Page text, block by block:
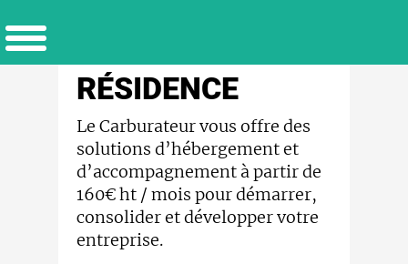
RÉSIDENCE
Le Carburateur vous offre des
solutions d’hébergement et
d’accompagnement à partir de
160€ ht / mois pour démarrer,
consolider et développer votre
entreprise.